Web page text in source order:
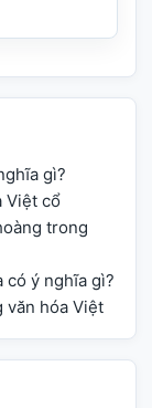
gì?
Việt cổ
trong
có ý nghĩa gì?
văn hóa Việt